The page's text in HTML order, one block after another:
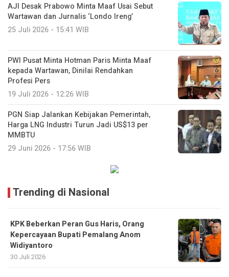
AJI Desak Prabowo Minta Maaf Usai Sebut
Wartawan dan Jurnalis ‘Londo Ireng’
25 Juli 2026 - 15:41 WIB
PWI Pusat Minta Hotman Paris Minta Maaf
kepada Wartawan, Dinilai Rendahkan
Profesi Pers
19 Juli 2026 - 12:26 WIB
PGN Siap Jalankan Kebijakan Pemerintah,
Harga LNG Industri Turun Jadi US$13 per
MMBTU
29 Juni 2026 - 17:56 WIB
Trending di Nasional
KPK Beberkan Peran Gus Haris, Orang
Kepercayaan Bupati Pemalang Anom
Widiyantoro
30 Juli 2026